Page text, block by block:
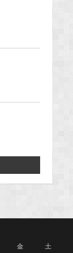
金 土